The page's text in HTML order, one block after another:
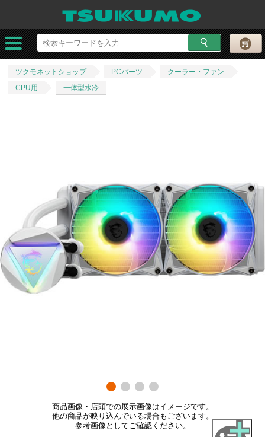
ツクモネットショップ PCパーツ
クーラー・ファン
CPU用
一体型水冷
商品画像・店頭での展示画像はイメージです。
他の商品が映り込んでいる場合もございます。
参考画像としてご確認ください。